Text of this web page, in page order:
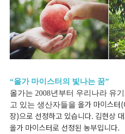
“올가 마이스터의 빛나는 꿈”
올가는 2008년부터 우리나라 유
고 있는 생산자들을 올가 마이스터
장)으로 선정하고 있습니다. 김현상
올가 마이스터로 선정된 농부입니다.